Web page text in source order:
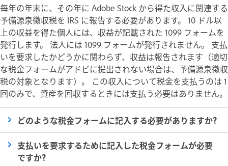
毎年の年末に、その年に Adobe Stock から得た収入に関連する
予備源泉徴収税を IRS に報告する必要があります。 10 ドル以
上の収益を得た個人には、収益が記載された 1099 フォームを
発行します。 法人には 1099 フォームが発行されません。 支払
いを要求したかどうかに関わらず、収益は報告されます（適切
な税金フォームがアドビに提出されない場合は、予備源泉徴収
税の対象となります）。 この収入について税金を支払うのは 1
回のみで、資産を回収するときには支払う必要はありません。
どのような税金フォームに記入する必要がありますか?
支払いを要求するために記入した税金フォームが必要
ですか?